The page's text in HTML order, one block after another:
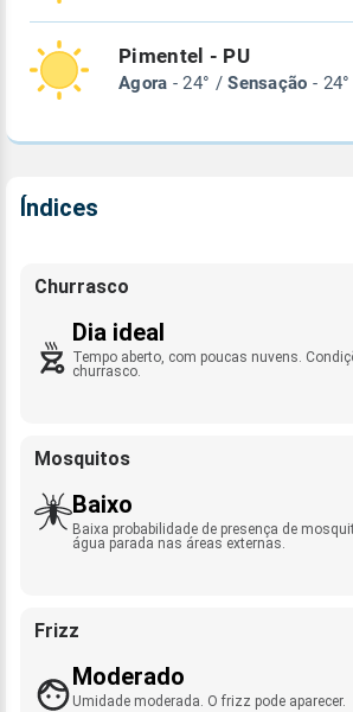
Pimentel - PU
Agora - 24° /Sensação - 24°
Índices
Churrasco
Dia ideal
Tempo aberto, com poucas nuvens.
churrasco.
Mosquitos
Baixo
Baixa probabilidade de presença de
água parada nas áreas externas.
Frizz
Moderado
Umidade moderada. O frizz pode aparecer.